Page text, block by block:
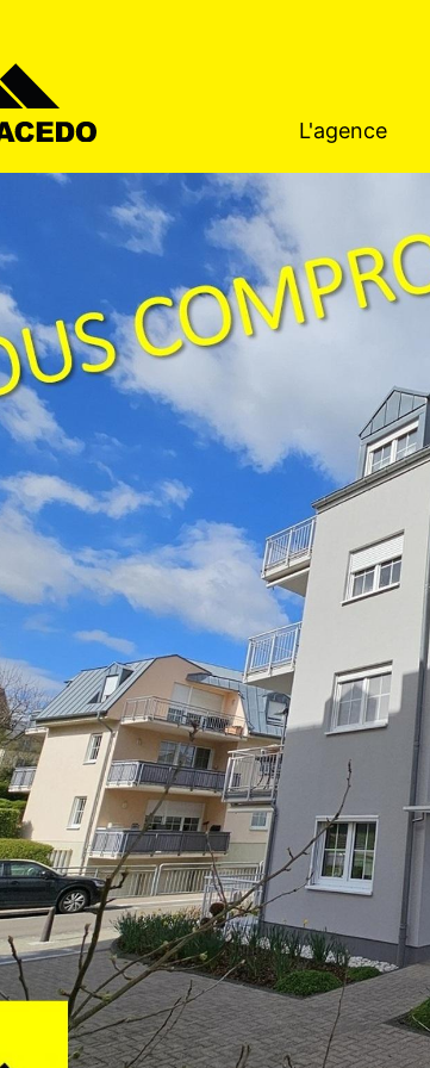
L'agence